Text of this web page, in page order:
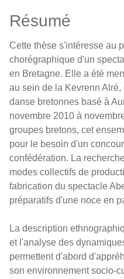
Résumé
Cette thèse s'intéresse au
chorégraphique d'un
en Bretagne. Elle a été
au sein de la Kevrenn
danse bretonnes basé à
novembre 2010 à
groupes bretons, cet
pour le besoin d'un
confédération. La
modes collectifs de
fabrication du spectacle
préparatifs d'une noce en
La description
et l'analyse des
permettent d'abord
son environnement socio-